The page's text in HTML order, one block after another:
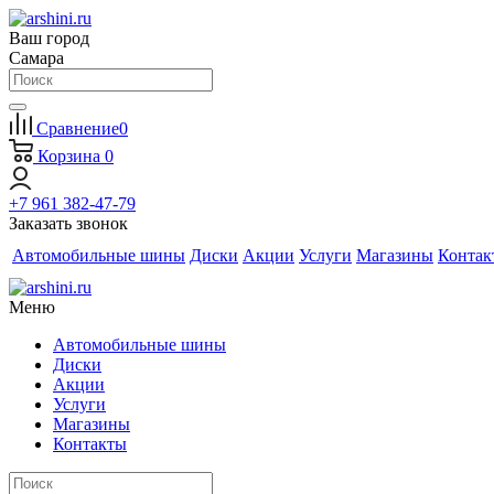
Ваш город
Самара
Сравнение0
Корзина 0
+7 961 382-47-79
Заказать звонок
Автомобильные шины Диски Акции Услуги Магазины
Меню
Автомобильные шины
Диски
Акции
Услуги
Магазины
Контакты